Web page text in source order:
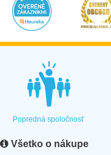
Popredná spoločnosť
Všetko o nákupe